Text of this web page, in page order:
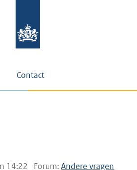
Contact
14:22 Forum:Andere vragen